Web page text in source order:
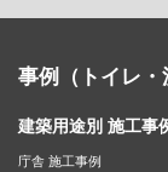
事例（トイレ
建築用途別 施工事
庁舎 施工事例